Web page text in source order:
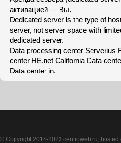
активацией — Вы.
Dedicated server is the type of
server, not server space with
dedicated server.
Data processing center Serverius
center HE.net California Data
Data center in.
© Copyright 2014-2023 centroweb.ru, hosted